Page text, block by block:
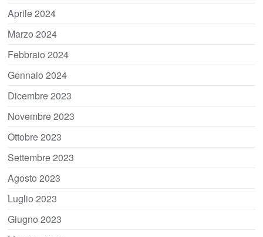
Aprile 2024
Marzo 2024
Febbraio 2024
Gennaio 2024
Dicembre 2023
Novembre 2023
Ottobre 2023
Settembre 2023
Agosto 2023
Luglio 2023
Giugno 2023